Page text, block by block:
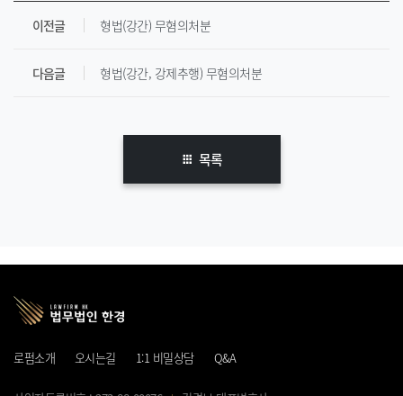
이전글 형법(강간) 무혐의처분
다음글 형법(강간, 강제추행) 무혐의처분
목록
로펌소개 오시는길 1:1 비밀상담 Q&A